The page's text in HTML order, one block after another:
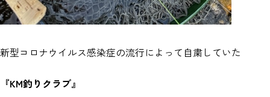
新型コロナウイルス感染症の流行によって自粛していた
『KM釣りクラブ』